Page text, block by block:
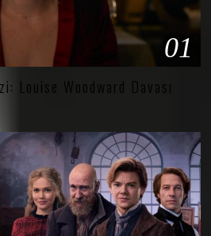
01
Louise Woodward Davası